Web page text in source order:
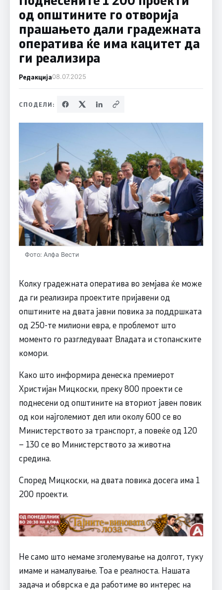
од општините го отворија
прашањето дали градежната
оператива ќе има кацитет да
ги реализира
Редакција08.07.2025
СПОДЕЛИ:
Фото: Алфа Вести
Колку градежната оператива во земјава ќе може
да ги реализира проектите пријавени од
општините на двата јавни повика за поддршката
од 250-те милиони евра, е проблемот што
моменто го разгледуваат Владата и стопанските
комори.
Како што информира денеска премиерот
Христијан Мицкоски, преку 800 проекти се
поднесени од општините на вториот јавен повик
од кои најголемиот дел или околу 600 се во
Министерството за транспорт, а повеќе од 120
– 130 се во Министерството за животна
средина.
Според Мицкоски, на двата повика досега има 1
200 проекти.
Не само што немаме зголемување на долгот, туку
имаме и намалување. Тоа е реалноста. Нашата
задача и обврска е да работиме во интерес на